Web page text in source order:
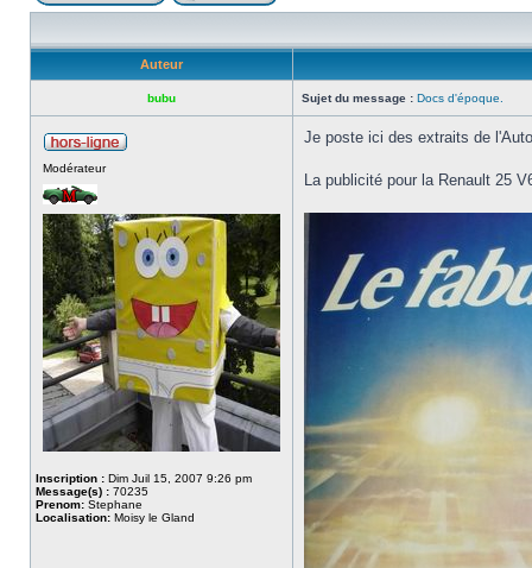
Auteur
bubu Sujet du message : Docs d'époque.
Modérateur
Inscription : Dim Juil 15, 2007 9:26 pm
Message(s) : 70235
Prenom: Stephane
Localisation: Moisy le Gland
Je poste ici des extraits de
La publicité pour la Renault 25